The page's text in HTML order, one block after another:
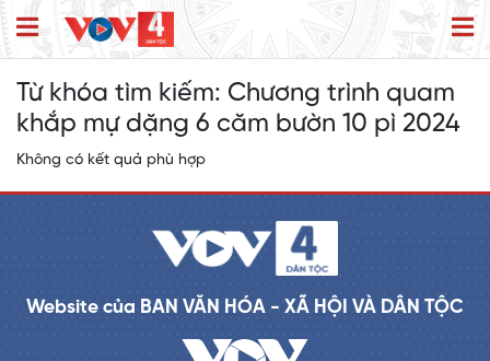
Từ khóa tìm kiếm: Chương trình quam
khắp mự dặng 6 căm bườn 10 pì 2024
Không có kết quả phù hợp
Website của BAN VĂN HÓA - XÃ HỘI VÀ DÂN TỘC